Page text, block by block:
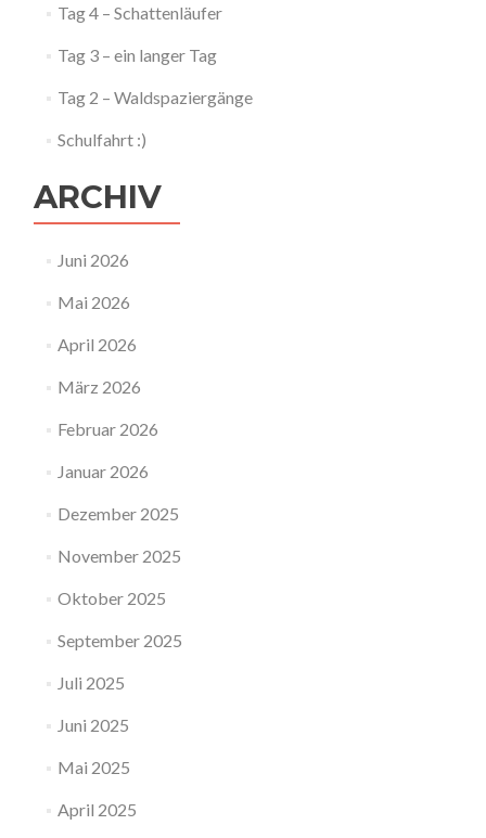
Tag 4 – Schattenläufer
Tag 3 – ein langer Tag
Tag 2 – Waldspaziergänge
Schulfahrt :)
ARCHIV
Juni 2026
Mai 2026
April 2026
März 2026
Februar 2026
Januar 2026
Dezember 2025
November 2025
Oktober 2025
September 2025
Juli 2025
Juni 2025
Mai 2025
April 2025